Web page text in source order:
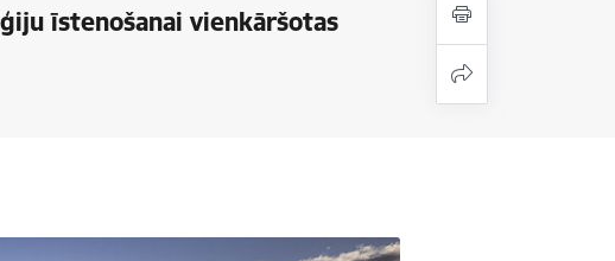
īstenošanai vienkāršotas